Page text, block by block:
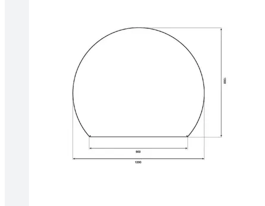
E-R 10:00-18:30
vaino@raidkivi.ee
E-R 09:00–17:00